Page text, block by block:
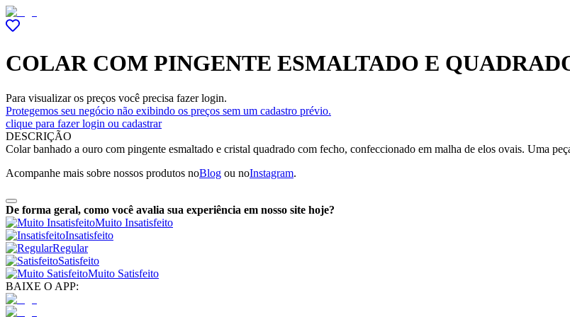
COLAR COM PINGENTE ESMALTADO E
Para visualizar os preços você precisa fazer login.
Protegemos seu negócio não exibindo os preços sem um cadastro prévio.
clique para fazer login ou cadastrar
DESCRIÇÃO
Colar banhado a ouro com pingente esmaltado e cristal quadrado com fecho, confeccionado em malha de elos ovais. Uma
Acompanhe mais sobre nossos produtos noBlog ou noInstagram.
De forma geral, como você avalia sua experiência em nosso site hoje?
Muito Insatisfeito
Insatisfeito
Regular
Satisfeito
Muito Satisfeito
BAIXE O APP: